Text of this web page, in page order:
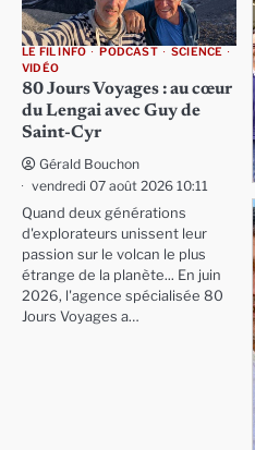
LE FIL INFO PODCAST
SCIENCE
VIDÉO
80 Jours Voyages : au cœur
du Lengai avec Guy de
Saint-Cyr
Gérald Bouchon
vendredi 07 août 2026 10:11
Quand deux générations
d'explorateurs unissent leur
passion sur le volcan le plus
étrange de la planète... En juin
2026, l'agence spécialisée 80
Jours Voyages a…